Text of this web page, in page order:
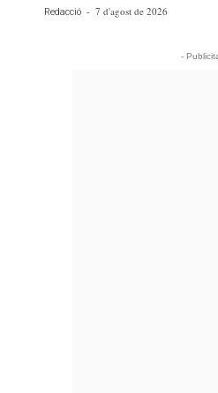
Redacció - 7 d'agost de 2026
-